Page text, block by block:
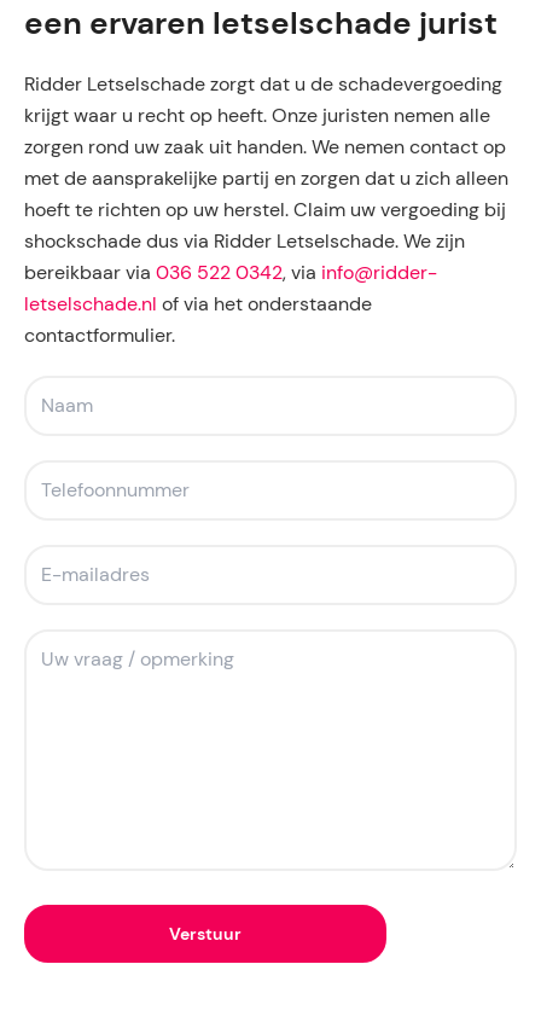
een ervaren letselschade jurist
Ridder Letselschade zorgt dat u de schadevergoeding
krijgt waar u recht op heeft. Onze juristen nemen alle
zorgen rond uw zaak uit handen. We nemen contact op
met de aansprakelijke partij en zorgen dat u zich alleen
hoeft te richten op uw herstel. Claim uw vergoeding bij
shockschade dus via Ridder Letselschade. We zijn
bereikbaar via 036 522 0342, via info@ridder-
letselschade.nl of via het onderstaande
contactformulier.